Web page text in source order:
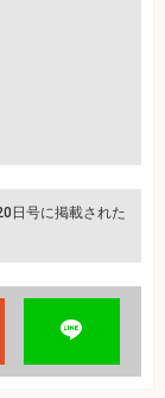
日号に掲載された